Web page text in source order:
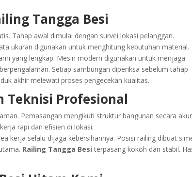
Tangga Besi
Tahap awal dimulai dengan survei lokasi pelanggan.
ukuran digunakan untuk menghitung kebutuhan material.
yang lengkap. Mesin modern digunakan untuk menjaga
Setiap sambungan diperiksa sebelum tahap
akhir melewati proses pengecekan kualitas.
Teknisi Profesional
Pemasangan mengikuti struktur bangunan secara
rapi dan efisien di lokasi.
kerja selalu dijaga kebersihannya. Posisi railing dibuat
Railing Tangga Besi terpasang kokoh dan stabil.